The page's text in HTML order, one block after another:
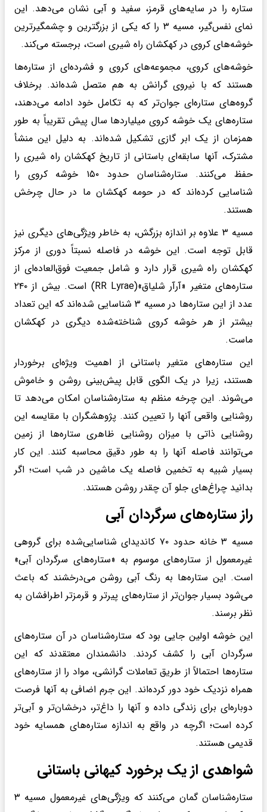
ستاره را در سایه‌های قرمز، سفید و آبی نشان می‌دهد. این
نمای نفس‌گیر، مسیه ۳ را که یکی از بزرگترین و چشمگیرترین
خوشه‌های کروی در کهکشان راه شیری است، برجسته می‌کند.
خوشه‌های کروی، مجموعه‌های کروی و فشرده‌ای از ستاره‌ها
هستند که با نیروی گرانش به هم متصل شده‌اند. برخلاف
گروه‌های ستاره‌ای جوان‌تر که به تکامل خود ادامه می‌دهند،
ستاره‌های یک خوشه کروی میلیاردها سال پیش تقریباً به طور
همزمان از یک ابر گازی تشکیل شده‌اند. به دلیل این منشأ
مشترک، آنها سابقه‌ای باستانی از تاریخ کهکشان راه شیری را
حفظ می‌کنند. ستاره‌شناسان حدود ۱۵۰ خوشه کروی را
شناسایی کرده‌اند که در حومه کهکشان ما در حال چرخش
هستند.
مسیه ۳ علاوه بر اندازه بزرگش، به خاطر ویژگی‌های دیگری نیز
قابل توجه است. این خوشه در فاصله نسبتاً دوری از مرکز
کهکشان راه شیری قرار دارد و شامل جمعیت فوق‌العاده‌ای از
ستاره‌های متغیر «آرآر شلیاق»(RR Lyrae) است. بیش از ۲۴۰
عدد از این ستاره‌ها در مسیه ۳ شناسایی شده‌اند که این تعداد
بیشتر از هر خوشه کروی شناخته‌شده دیگری در کهکشان
ماست.
این ستاره‌های متغیر باستانی از اهمیت ویژه‌ای برخوردار
هستند، زیرا در یک الگوی قابل پیش‌بینی روشن و خاموش
می‌شوند. این چرخه منظم به ستاره‌شناسان امکان می‌دهد تا
روشنایی واقعی آنها را تعیین کنند. پژوهشگران با مقایسه این
روشنایی ذاتی با میزان روشنایی ظاهری ستاره‌ها از زمین
می‌توانند فاصله آنها را به طور دقیق محاسبه کنند. این کار
بسیار شبیه به تخمین فاصله یک ماشین در شب است؛ اگر
بدانید چراغ‌های جلو آن چقدر روشن هستند.
راز ستاره‌های سرگردان آبی
مسیه ۳ خانه‌ حدود ۷۰ کاندیدای شناسایی‌شده برای گروهی
غیرمعمول از ستاره‌های موسوم به «ستاره‌های سرگردان آبی»
است. این ستاره‌ها به رنگ آبی روشن می‌درخشند که باعث
می‌شود بسیار جوان‌تر از ستاره‌های پیرتر و قرمزتر اطرافشان به
نظر برسند.
این خوشه اولین جایی بود که ستاره‌شناسان در آن ستاره‌های
سرگردان آبی را کشف کردند. دانشمندان معتقدند که این
ستاره‌ها احتمالاً از طریق تعاملات گرانشی، مواد را از ستاره‌های
همراه نزدیک خود دور کرده‌اند. این جرم اضافی به آنها فرصت
دوباره‌ای برای زندگی داده و آنها را داغ‌تر، درخشان‌تر و آبی‌تر
کرده است؛ اگرچه در واقع به اندازه ستاره‌های همسایه خود
قدیمی هستند.
شواهدی از یک برخورد کیهانی باستانی
ستاره‌شناسان گمان می‌کنند که ویژگی‌های غیرمعمول مسیه ۳